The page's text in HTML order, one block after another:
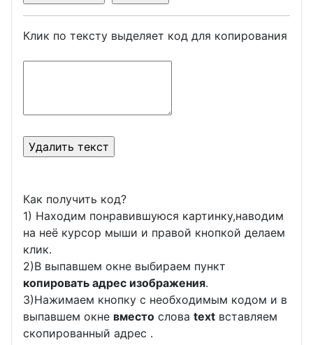
Клик по тексту выделяет код для копирования
Как получить код?
1) Находим понравившуюся картинку,наводим
на неё курсор мыши и правой кнопкой делаем
клик.
2)В выпавшем окне выбираем пункт
копировать адрес изображения.
3)Нажимаем кнопку с необходимым кодом и в
выпавшем окне вместо слова text вставляем
скопированный адрес .